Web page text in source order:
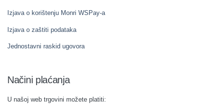
Izjava o korištenju Monri WSPay-a
Izjava o zaštiti podataka
Jednostavni raskid ugovora
Načini plaćanja
U našoj web trgovini možete platiti: